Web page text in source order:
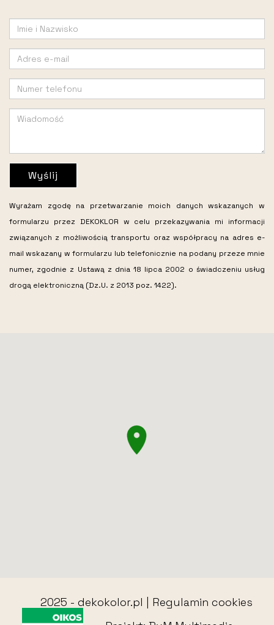
Wyślij
Wyrażam zgodę na przetwarzanie moich danych wskazanych w
formularzu przez DEKOKLOR w celu przekazywania mi informacji
związanych z możliwością transportu oraz współpracy na adres e-
mail wskazany w formularzu lub telefonicznie na podany przeze mnie
numer, zgodnie z Ustawą z dnia 18 lipca 2002 o świadczeniu usług
drogą elektroniczną (Dz.U. z 2013 poz. 1422).
2025 - dekokolor.pl
Regulamin cookies